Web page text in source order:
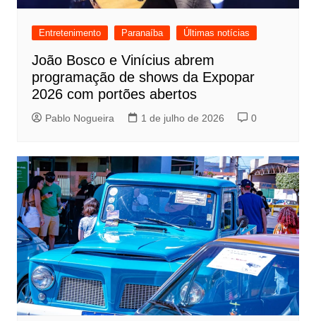
Entretenimento Paranaíba Últimas notícias
João Bosco e Vinícius abrem
programação de shows da Expopar
2026 com portões abertos
Pablo Nogueira 1 de julho de 2026 0